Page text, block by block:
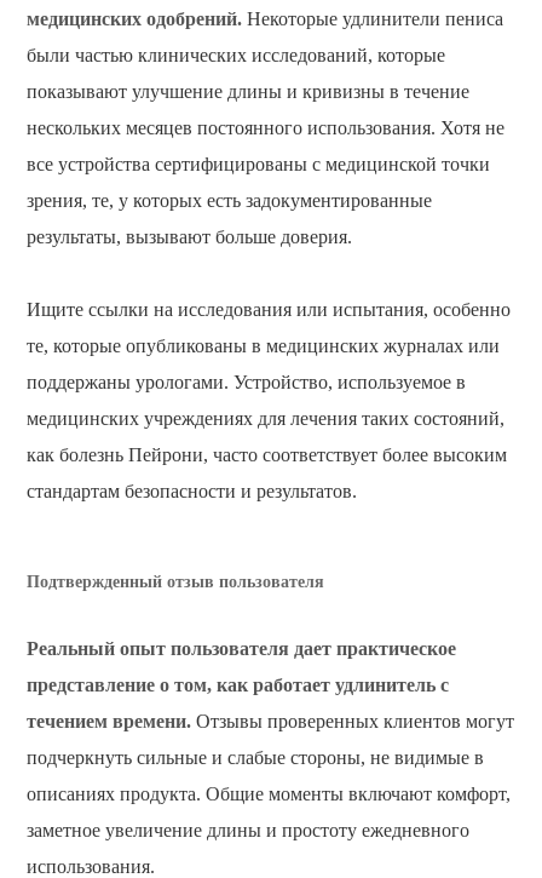
медицинских одобрений. Некоторые удлинители пениса
были частью клинических исследований, которые
показывают улучшение длины и кривизны в течение
нескольких месяцев постоянного использования. Хотя не
все устройства сертифицированы с медицинской точки
зрения, те, у которых есть задокументированные
результаты, вызывают больше доверия.
Ищите ссылки на исследования или испытания, особенно
те, которые опубликованы в медицинских журналах или
поддержаны урологами. Устройство, используемое в
медицинских учреждениях для лечения таких состояний,
как болезнь Пейрони, часто соответствует более высоким
стандартам безопасности и результатов.
Подтвержденный отзыв пользователя
Реальный опыт пользователя дает практическое
представление о том, как работает удлинитель с
течением времени. Отзывы проверенных клиентов могут
подчеркнуть сильные и слабые стороны, не видимые в
описаниях продукта. Общие моменты включают комфорт,
заметное увеличение длины и простоту ежедневного
использования.